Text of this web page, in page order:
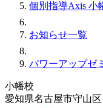
個別指導Axis 小
お知らせ一覧
パワーアップゼ
小幡校
愛知県名古屋市守山区